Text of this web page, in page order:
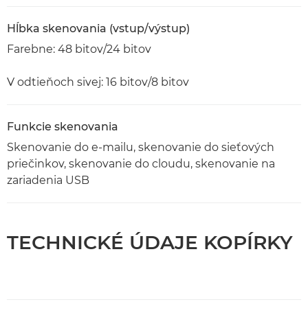
Hĺbka skenovania (vstup/výstup)
Farebne: 48 bitov/24 bitov
V odtieňoch sivej: 16 bitov/8 bitov
Funkcie skenovania
Skenovanie do e-mailu, skenovanie do sieťových
priečinkov, skenovanie do cloudu, skenovanie na
zariadenia USB
TECHNICKÉ ÚDAJE KOPÍRKY